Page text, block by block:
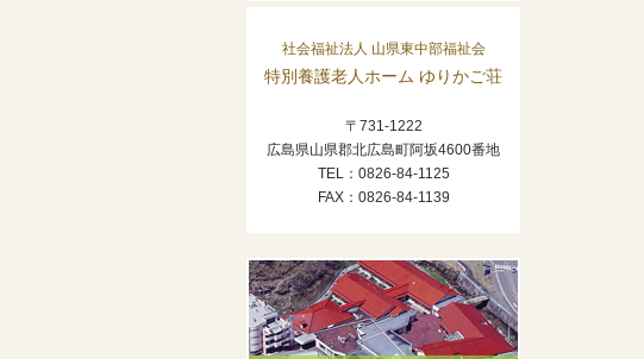
社会福祉法人 山県東中部福祉会
特別養護老人ホーム ゆりかご荘
〒731-1222
広島県山県郡北広島町阿坂4600番地
TEL：0826-84-1125
FAX：0826-84-1139